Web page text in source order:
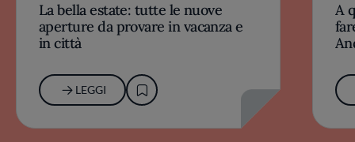
La bella estate: tutte le nuove
aperture da provare in vacanza e
in città
LEGGI
A